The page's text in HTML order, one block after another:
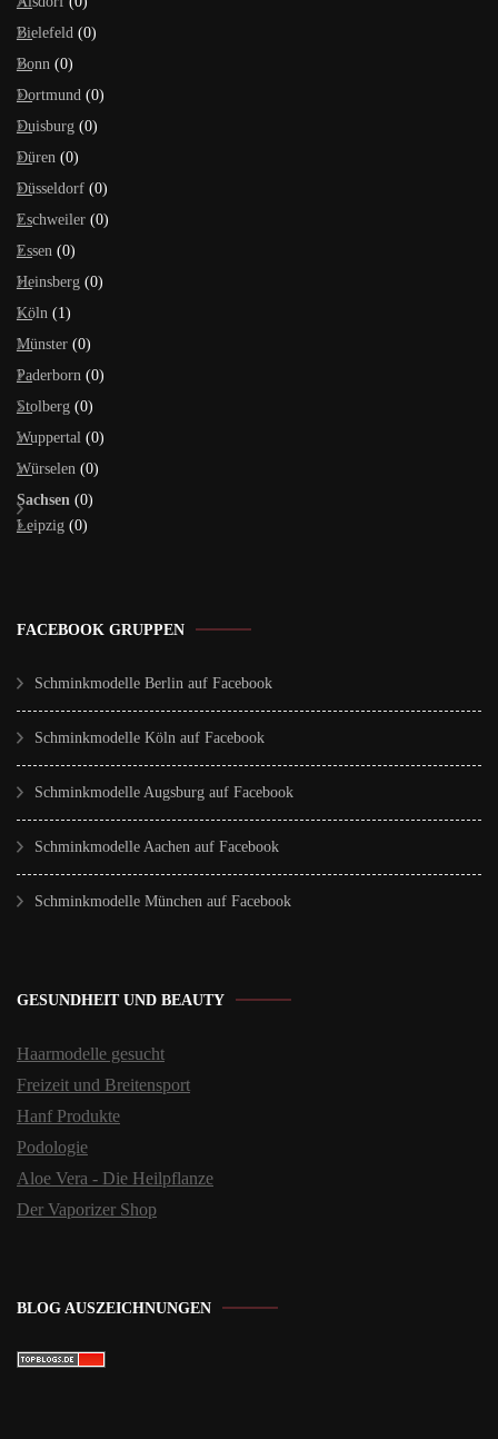
Bielefeld (0)
Bonn (0)
Dortmund (0)
Duisburg (0)
Düren (0)
Düsseldorf (0)
Eschweiler (0)
Essen (0)
Heinsberg (0)
Köln (1)
Münster (0)
Paderborn (0)
Stolberg (0)
Wuppertal (0)
Würselen (0)
Sachsen (0)
Leipzig (0)
FACEBOOK GRUPPEN
Schminkmodelle Berlin auf Facebook
Schminkmodelle Köln auf Facebook
Schminkmodelle Augsburg auf Facebook
Schminkmodelle Aachen auf Facebook
Schminkmodelle München auf Facebook
GESUNDHEIT UND BEAUTY
Haarmodelle gesucht
Freizeit und Breitensport
Hanf Produkte
Podologie
Aloe Vera - Die Heilpflanze
Der Vaporizer Shop
BLOG AUSZEICHNUNGEN